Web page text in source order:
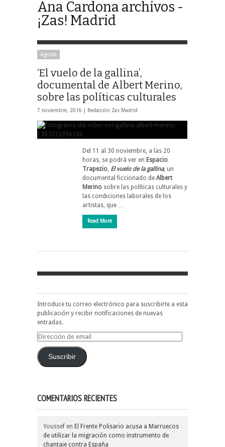
Ana Cardona archivos -
¡Zas! Madrid
Agenda
‘El vuelo de la gallina’,
documental de Albert Merino,
sobre las políticas culturales
7 noviembre, 2016 | Redacción Zas Madrid
Del 11 al 30 noviembre, a las 20
horas, se podrá ver en Espacio
Trapezio El vuelo de la gallina, un
documental ficcionado de Albert
Merino sobre las políticas culturales y
las condiciones laborales de los
artistas, que …
Read More
Introduce tu correo electrónico para suscribirte a esta
publicación y recibir notificaciones de nuevas
entradas.
Dirección
emailSuscribir
COMENTARIOS RECIENTES
Youssef en El Frente Polisario acusa a Marruecos
de utilizar la migración como instrumento de
chantaje contra España